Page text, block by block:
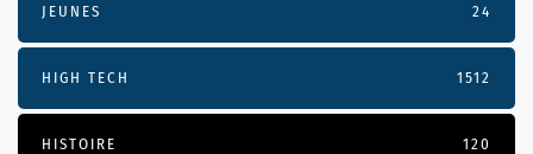
JEUNES
24
HIGH TECH 1512
HISTOIRE 120